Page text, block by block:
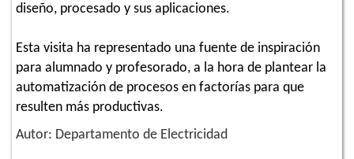
diseño, procesado y sus aplicaciones.
Esta visita ha representado una fuente de inspiración
para alumnado y profesorado, a la hora de plantear la
automatización de procesos en factorías para que
resulten más productivas.
Autor: Departamento de Electricidad